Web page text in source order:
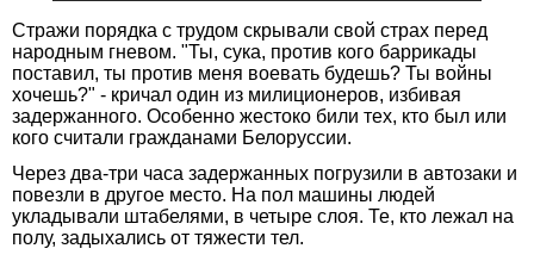
Стражи порядка с трудом скрывали свой страх перед
народным гневом. "Ты, сука, против кого баррикады
поставил, ты против меня воевать будешь? Ты войны
хочешь?" - кричал один из милиционеров, избивая
задержанного. Особенно жестоко били тех, кто был или
кого считали гражданами Белоруссии.
Через два-три часа задержанных погрузили в автозаки и
повезли в другое место. На пол машины людей
укладывали штабелями, в четыре слоя. Те, кто лежал на
полу, задыхались от тяжести тел.